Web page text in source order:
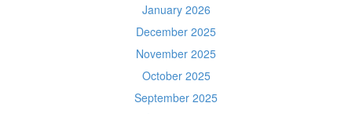
January 2026
December 2025
November 2025
October 2025
September 2025